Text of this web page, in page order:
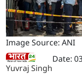
Image Source: ANI
Yuvraj Singh
Date: